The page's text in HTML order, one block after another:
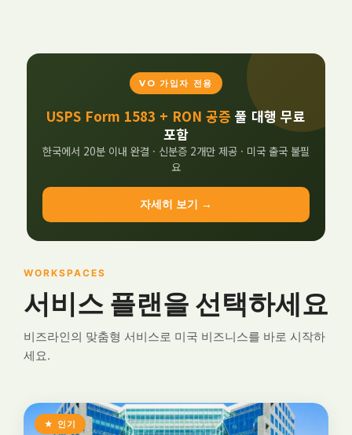
VO 가입자 전용
USPS Form 1583 + RON 공증 풀 대행 무료
포함
한국에서 20분 이내 완결 · 신분증 2개만 제공 · 미국 출국 불필
요
자세히 보기 →
WORKSPACES
서비스 플랜을 선택하세요
비즈라인의 맞춤형 서비스로 미국 비즈니스를 바로 시작하
세요.
★ 인기